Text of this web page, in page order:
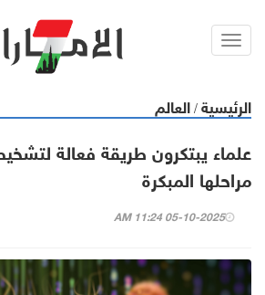
Toggl
الرئيسية / العالم
علماء يبتكرون طريقة فعالة
مراحلها المبكرة
05-10-2025 11:24 AM